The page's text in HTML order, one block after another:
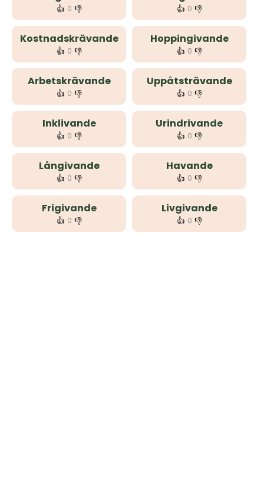
👍 0 👎 👍 0 👎
Kostnadskrävande
👍 0 👎
Hoppingivande
👍 0 👎
Arbetskrävande
👍 0 👎
Uppåtsträvande
👍 0 👎
Inklivande
👍 0 👎
Urindrivande
👍 0 👎
Långivande
👍 0 👎
Havande
👍 0 👎
Frigivande
👍 0 👎
Livgivande
👍 0 👎